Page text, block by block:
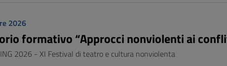
2026
formativo “Approcci nonviolenti ai
2026 - XI Festival di teatro e cultura nonviolenta